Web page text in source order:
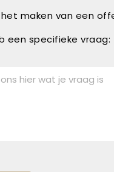
maken van een
een specifieke vraag: